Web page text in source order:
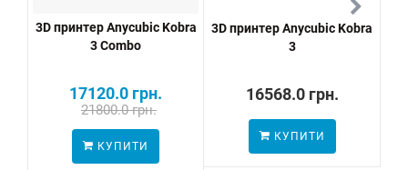
3D принтер Anycubic Kobra
3 Combo
17120.0 грн.
21800.0 грн.
КУПИТИ
3D принтер Anycubic Kobra
3
16568.0 грн.
КУПИТИ